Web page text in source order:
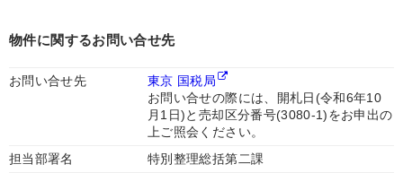
物件に関するお問い合せ先
お問い合せ先
東京 国税局
お問い合せの際には、開札日(令和6年10
月1日)と売却区分番号(3080-1)をお申出の
上ご照会ください。
担当部署名
特別整理総括第二課